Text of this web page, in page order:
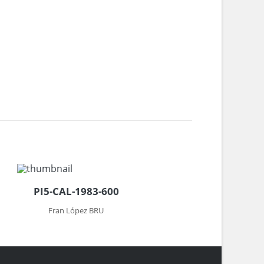
PI5-CAL-1983-600
Fran López BRU